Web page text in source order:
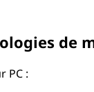
de
PC :